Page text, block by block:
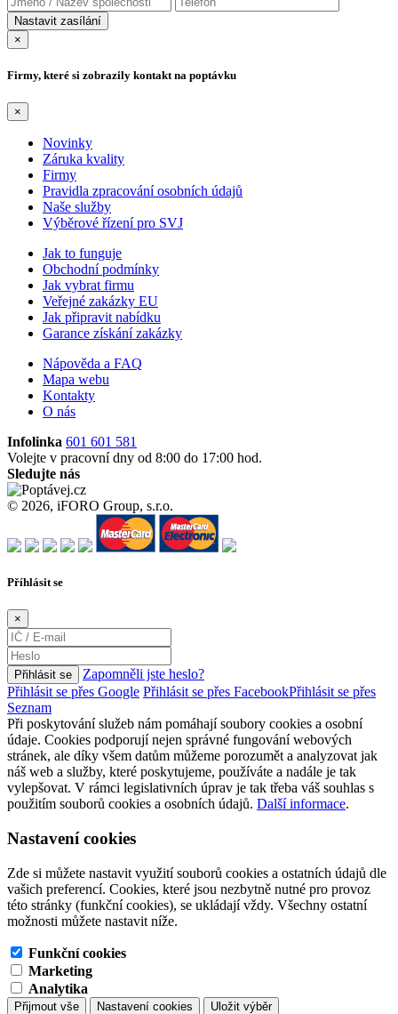
×
Firmy, které si zobrazily kontakt na poptávku
×
Novinky
Záruka kvality
Firmy
Pravidla zpracování osobních údajů
Naše služby
Výběrové řízení pro SVJ
Jak to funguje
Obchodní podmínky
Jak vybrat firmu
Veřejné zakázky EU
Jak připravit nabídku
Garance získání zakázky
Nápověda a FAQ
Mapa webu
Kontakty
O nás
Infolinka 601 601 581
Volejte v pracovní dny od 8:00 do 17:00 hod.
Sledujte nás
© 2026, iFORO Group, s.r.o.
Příhlásit se
×
Přihlásit se
Zapomněli jste heslo?
Přihlásit se přes Google Přihlásit se přes FacebookPřihlásit se přes
Seznam
Při poskytování služeb nám pomáhají soubory cookies a osobní
údaje. Cookies podporují nejen správné fungování webových
stránek, ale díky všem datům můžeme porozumět a analyzovat jak
náš web a služby, které poskytujeme, používáte a nadále je tak
vylepšovat. V rámci legislativních úprav je tak třeba váš souhlas s
použitím souborů cookies a osobních údajů. Další informace.
Nastavení cookies
Zde si můžete nastavit využití souborů cookies a ostatních údajů dle
vašich preferencí. Cookies, které jsou nezbytně nutné pro provoz
této stránky (funkční cookies), se ukládají vždy. Všechny ostatní
možnosti můžete nastavit níže.
Funkční cookies
Marketing
Analytika
Přijmout vše Nastavení cookies Uložit výběr